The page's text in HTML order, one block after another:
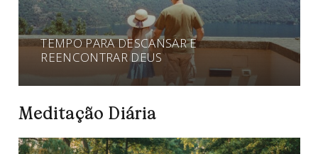
TEMPO PARA DESCANSAR E
REENCONTRAR DEUS
Meditação Diária